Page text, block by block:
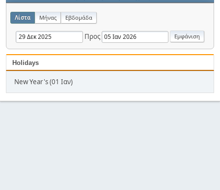
Λίστα Μήνας Εβδομάδα
Προς
Holidays
New Year's (01 Ιαν)